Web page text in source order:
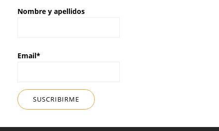
Nombre y apellidos
Email*